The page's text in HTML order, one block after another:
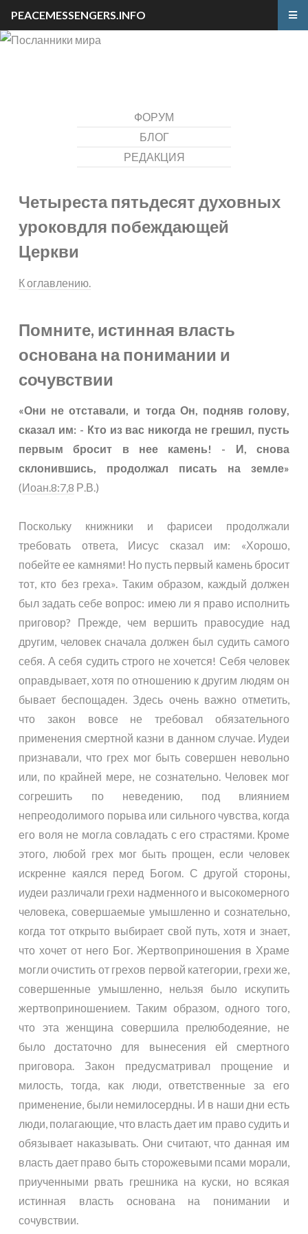
ФОРУМ
БЛОГ
РЕДАКЦИЯ
Четыреста пятьдесят духовных
уроковдля побеждающей
Церкви
К оглавлению.
Помните, истинная власть
основана на понимании и
сочувствии
«Они не отставали, и тогда Он, подняв голову,
сказал им: - Кто из вас никогда не грешил, пусть
первым бросит в нее камень! - И, снова
склонившись, продолжал писать на земле»
(Иоан.8:7,8 Р.В.)
Поскольку книжники и фарисеи продолжали
требовать ответа, Иисус сказал им: «Хорошо,
побейте ее камнями! Но пусть первый камень бросит
тот, кто без греха». Таким образом, каждый должен
был задать себе вопрос: имею ли я право исполнить
приговор? Прежде, чем вершить правосудие над
другим, человек сначала должен был судить самого
себя. А себя судить строго не хочется! Себя человек
оправдывает, хотя по отношению к другим людям он
бывает беспощаден. Здесь очень важно отметить,
что закон вовсе не требовал обязательного
применения смертной казни в данном случае. Иудеи
признавали, что грех мог быть совершен невольно
или, по крайней мере, не сознательно. Человек мог
согрешить по неведению, под влиянием
непреодолимого порыва или сильного чувства, когда
его воля не могла совладать с его страстями. Кроме
этого, любой грех мог быть прощен, если человек
искренне каялся перед Богом. С другой стороны,
иудеи различали грехи надменного и высокомерного
человека, совершаемые умышленно и сознательно,
когда тот открыто выбирает свой путь, хотя и знает,
что хочет от него Бог. Жертвоприношения в Храме
могли очистить от грехов первой категории, грехи же,
совершенные умышленно, нельзя было искупить
жертвоприношением. Таким образом, одного того,
что эта женщина совершила прелюбодеяние, не
было достаточно для вынесения ей смертного
приговора. Закон предусматривал прощение и
милость, тогда, как люди, ответственные за его
применение, были немилосердны. И в наши дни есть
люди, полагающие, что власть дает им право судить и
обязывает наказывать. Они считают, что данная им
власть дает право быть сторожевыми псами морали,
приученными рвать грешника на куски, но всякая
истинная власть основана на понимании и
сочувствии.
PEACEMESSENGERS.INFO